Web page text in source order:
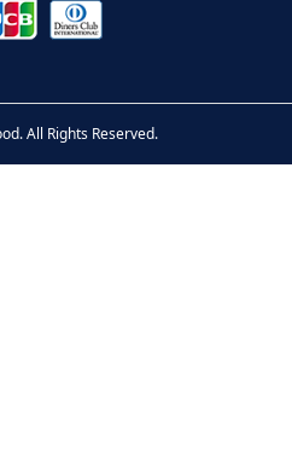
All Rights Reserved.